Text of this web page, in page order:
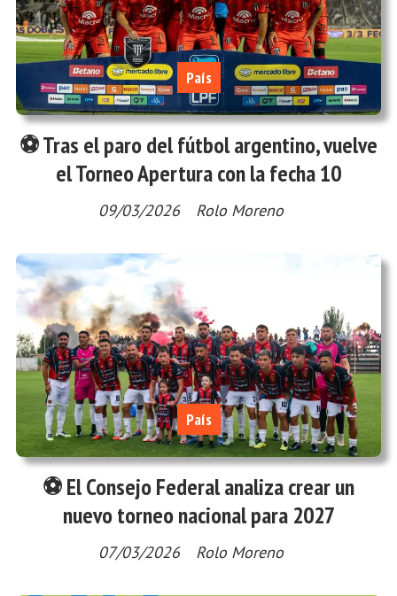
⚽ Tras el paro del fútbol argentino, vuelve
el Torneo Apertura con la fecha 10
Rolo Moreno
País
09/03/2026
⚽ El Consejo Federal analiza crear un
nuevo torneo nacional para 2027
Rolo Moreno
País
07/03/2026